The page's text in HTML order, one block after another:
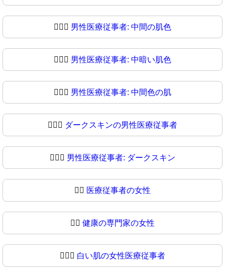
👨🏽‍⚕ 男性医療従事者: 中間の肌色
👨🏾‍⚕️ 男性医療従事者: 中暗い肌色
👨🏾‍⚕ 男性医療従事者: 中間色の肌
👨🏿‍⚕️ ダークスキンの男性医療従事者
👨🏿‍⚕ 男性医療従事者: ダークスキン
👩‍⚕️ 医療従事者の女性
👩‍⚕ 健康の専門家の女性
👩🏻‍⚕️ 白い肌の女性医療従事者